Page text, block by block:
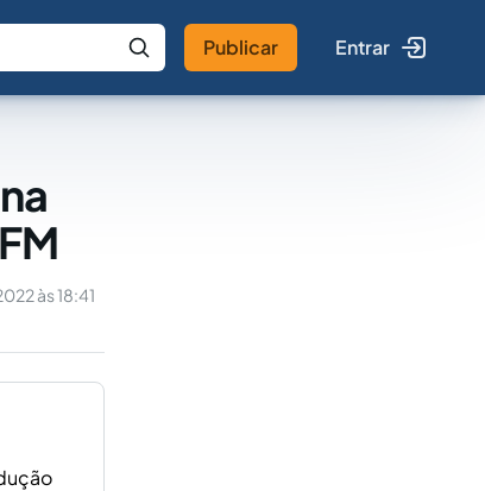
Buscar no Jus
Publicar Entrar
às 18:41